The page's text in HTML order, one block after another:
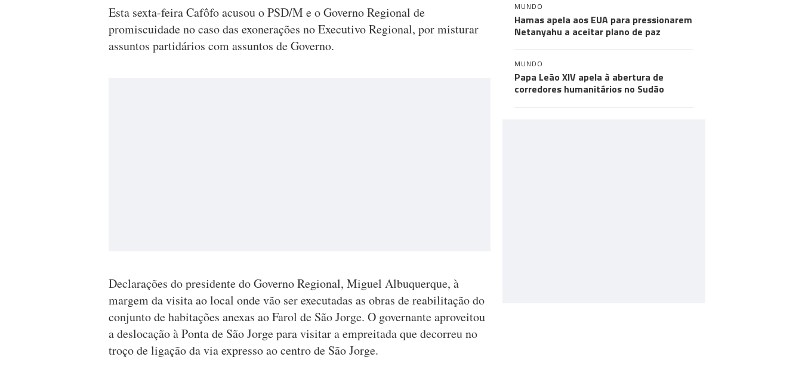
Esta sexta-feira Cafôfo acusou o PSD/M e o Governo Regional de
promiscuidade no caso das exonerações no Executivo Regional, por misturar
assuntos partidários com assuntos de Governo.
Declarações do presidente do Governo Regional, Miguel Albuquerque, à
margem da visita ao local onde vão ser executadas as obras de reabilitação do
conjunto de habitações anexas ao Farol de São Jorge. O governante aproveitou
a deslocação à Ponta de São Jorge para visitar a empreitada que decorreu no
troço de ligação da via expresso ao centro de São Jorge.
MUNDO
Hamas apela aos EUA para pressionarem
Netanyahu a aceitar plano de paz
MUNDO
Papa Leão XIV apela à abertura de
corredores humanitários no Sudão